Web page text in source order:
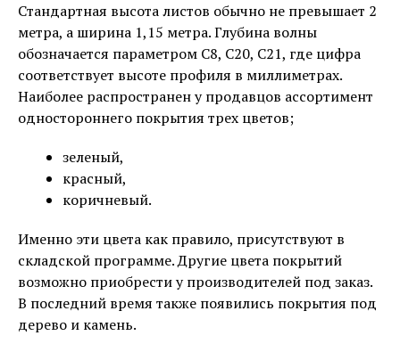
Стандартная высота листов обычно не превышает 2
метра, а ширина 1,15 метра. Глубина волны
обозначается параметром С8, С20, С21, где цифра
соответствует высоте профиля в миллиметрах.
Наиболее распространен у продавцов ассортимент
одностороннего покрытия трех цветов;
зеленый,
красный,
коричневый.
Именно эти цвета как правило, присутствуют в
складской программе. Другие цвета покрытий
возможно приобрести у производителей под заказ.
В последний время также появились покрытия под
дерево и камень.